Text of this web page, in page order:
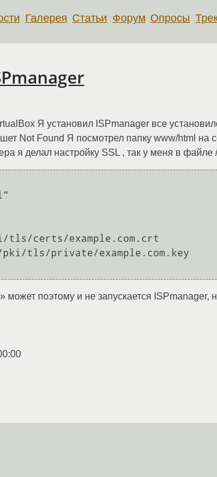
Галерея Статьи Форум Опросы
Я установил ISPmanager все
Not Found Я посмотрел папку www/html на
я делал настройку SSL , так у меня в файле
certs/example.com.crt
tls/private/example.com.key
может поэтому и не запускается ISPmanager,